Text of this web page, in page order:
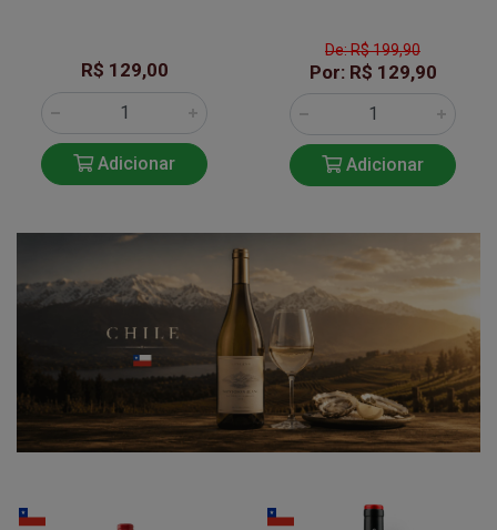
R$ 129,00
Adicionar
De: R$ 199,90
Por: R$ 129,90
Adicionar